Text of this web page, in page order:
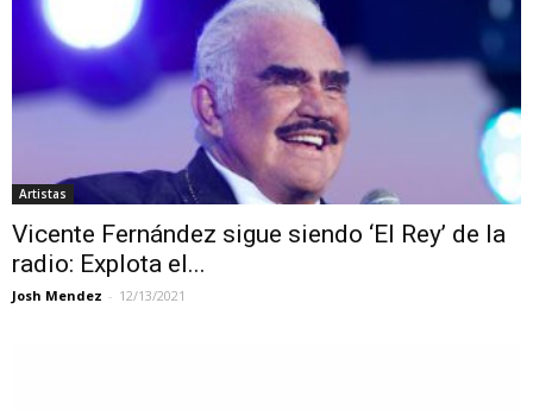
Artistas
Vicente Fernández sigue siendo ‘El Rey’ de la
radio: Explota el...
Josh Mendez - 12/13/2021